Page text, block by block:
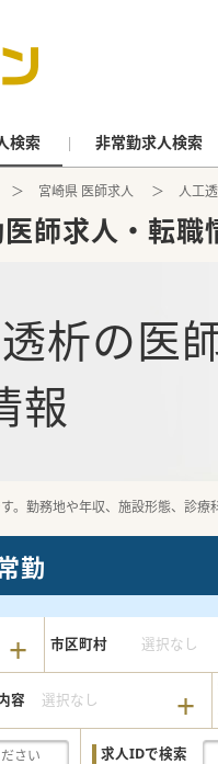
検索 非常勤求人検索
宮崎県 医師求人 人工
師求人・転職
析の医
報
。勤務地や年収、施設形態、診
勤
市区町村 選択なし
容 選択なし
求人IDで検索